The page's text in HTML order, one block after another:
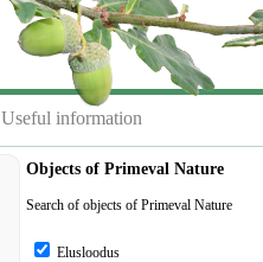
Useful information
Objects of Primeval Nature
Search of objects of Primeval Nature
Elusloodus